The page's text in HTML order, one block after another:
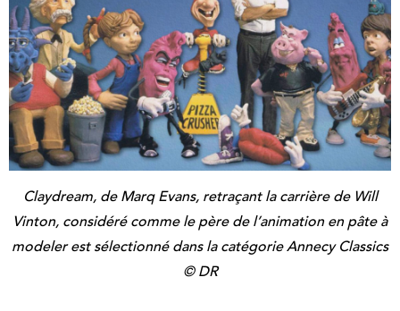
Claydream, de Marq Evans, retraçant la carrière de Will
Vinton, considéré comme le père de l’animation en pâte à
modeler est sélectionné dans la catégorie Annecy Classics
© DR